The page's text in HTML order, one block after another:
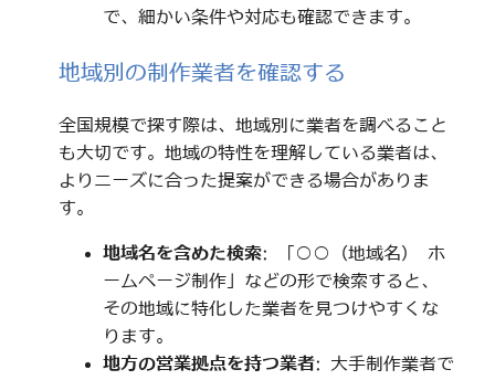
で、細かい条件や対応も確認できます。
地域別の制作業者を確認する
全国規模で探す際は、地域別に業者を調べること
も大切です。地域の特性を理解している業者は、
よりニーズに合った提案ができる場合がありま
す。
地域名を含めた検索: 「○○（地域名） ホ
ームページ制作」などの形で検索すると、
その地域に特化した業者を見つけやすくな
ります。
地方の営業拠点を持つ業者: 大手制作業者で